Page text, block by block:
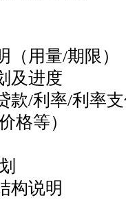
用量/期限）
进度
/利率/利率支
格等）
说明